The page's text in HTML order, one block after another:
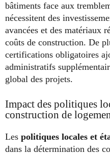
bâtiments face aux
nécessitent des
avancées et des matériaux
coûts de construction. De
certifications obligatoires
administratifs
global des projets.
Impact des politiques
construction de
Les politiques locales et
dans la détermination des